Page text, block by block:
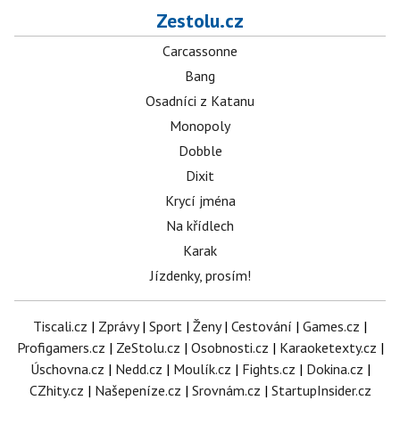
Zestolu.cz
Carcassonne
Bang
Osadníci z Katanu
Monopoly
Dobble
Dixit
Krycí jména
Na křídlech
Karak
Jízdenky, prosím!
Tiscali.cz | Zprávy| Sport | Ženy| Cestování | Games.cz |
Profigamers.cz | ZeStolu.cz | Osobnosti.cz | Karaoketexty.cz |
Úschovna.cz | Nedd.cz | Moulík.cz | Fights.cz | Dokina.cz |
CZhity.cz | Našepeníze.cz | Srovnám.cz | StartupInsider.cz